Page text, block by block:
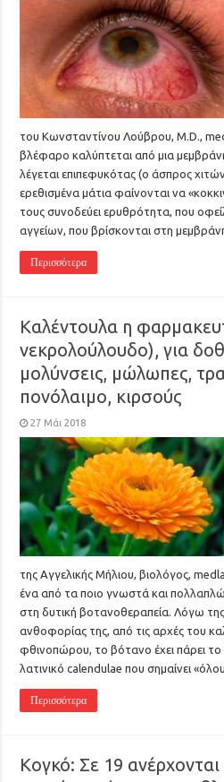
του Κωνσταντίνου Λούβρου, M.D.,
βλέφαρο καλύπτεται από μια
λέγεται επιπεφυκότας (ο άσπρος
ερεθισμένα μάτια φαίνονται να
τους συνοδεύει ερυθρότητα, που
αγγείων, που βρίσκονται στη
Περισσότερα
Καλέντουλα η
νεκρολούλουδο), για
μολύνσεις, μώλωπες,
πονόλαιμο, κιρσούς
27 Μάι 2018
της Αγγελικής Μήλιου, βιολόγος,
ένα από τα ποιο γνωστά και
στη δυτική βοτανοθεραπεία. Λόγω
ανθοφορίας της, από τις αρχές του
φθινοπώρου, το βότανο έχει πάρει
λατινικό calendulae που σημαίνει
Περισσότερα
Κογκό: Σε 19 ανέρχονται